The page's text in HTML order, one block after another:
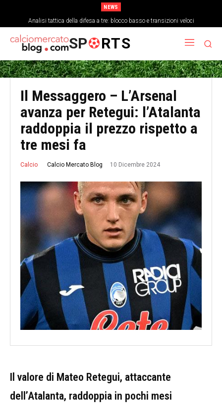
NEWS
Analisi tattica della difesa a tre: blocco basso e transizioni veloci
SP RTS
Il Messaggero – L’Arsenal
avanza per Retegui: l’Atalanta
raddoppia il prezzo rispetto a
tre mesi fa
Calcio Calcio Mercato Blog 10 Dicembre 2024
Il valore di⁣ Mateo Retegui, attaccante
dell’Atalanta, raddoppia in pochi mesi